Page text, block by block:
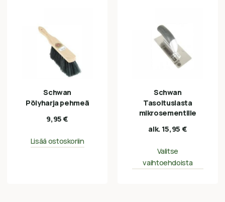
Schwan
Pölyharja pehmeä
9,95€
Lisää ostoskoriin
Schwan
Tasoituslasta
mikrosementille
alk. 15,95 €
Valitse
vaihtoehdoista